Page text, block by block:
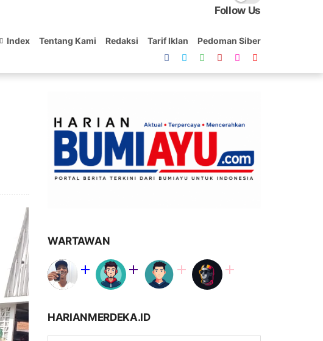
Follow Us
Index Tentang Kami Redaksi Tarif Iklan Pedoman Siber
WARTAWAN
HARIANMERDEKA.ID